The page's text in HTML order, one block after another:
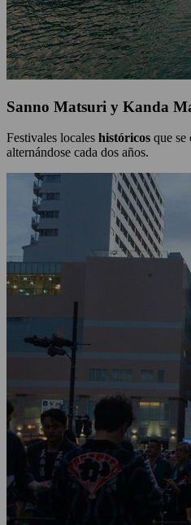
Sanno Matsuri y Kanda
Festivales locales históricos que se
alternándose cada dos años.